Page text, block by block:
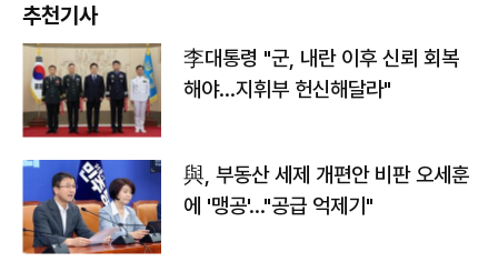
추천기사
李대통령 "군, 내란 이후 신뢰 회복
해야…지휘부 헌신해달라"
與, 부동산 세제 개편안 비판 오세훈
에 '맹공'…"공급 억제기"